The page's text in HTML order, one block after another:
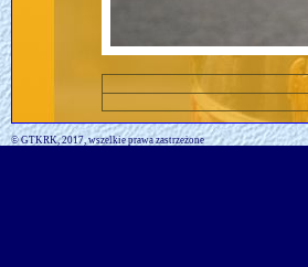
© GTKRK, 2017, wszelkie prawa zastrzeżone